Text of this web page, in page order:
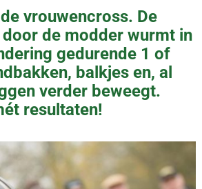
vrouwencross. De
de modder wurmt in
gedurende 1 of
balkjes en, al
verder beweegt.
resultaten!